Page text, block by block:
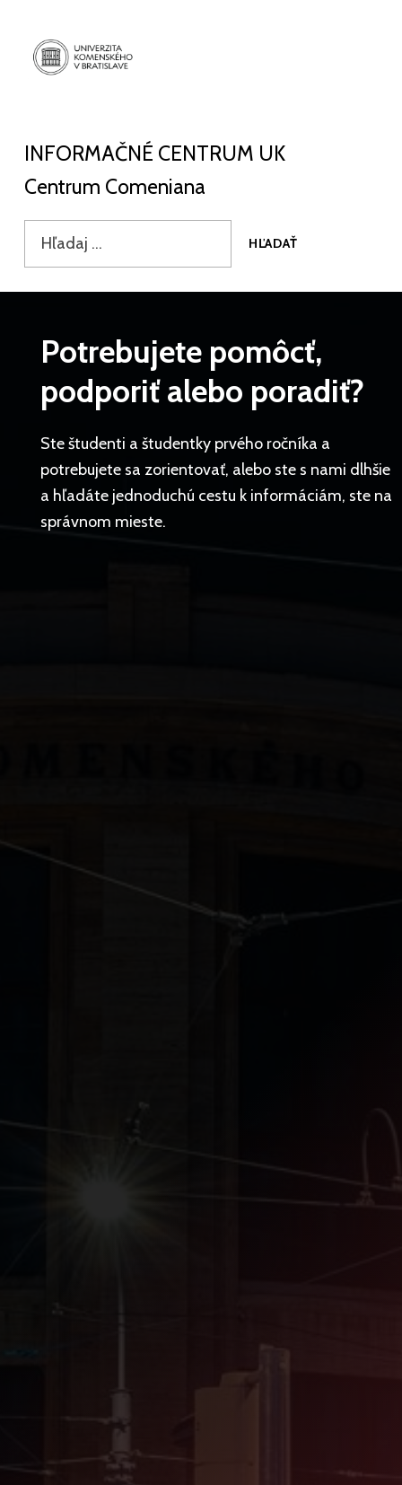
INFORMAČNÉ CENTRUM UK
CENTRUM COMENIANA
INFORMAČNÉ CENTRUM UK
Centrum Comeniana
HĽADAŤ
Vyhľadať:
Potrebujete pomôcť,
podporiť alebo poradiť?
Ste študenti a študentky prvého ročníka a
potrebujete sa zorientovať, alebo ste s nami dlhšie
a hľadáte jednoduchú cestu k informáciám, ste na
správnom mieste.